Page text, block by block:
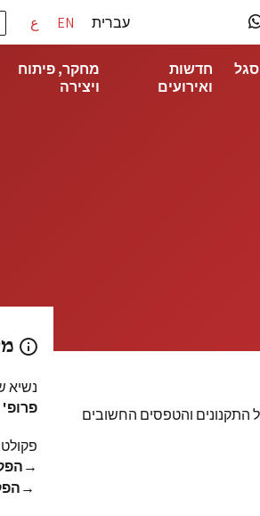
עברית EN ع
סגל
חדשות
ואירועים
מחקר, פיתוח
ויצירה
התקנונים והטפסים החשובים
נשיא
פרופ'
→
→